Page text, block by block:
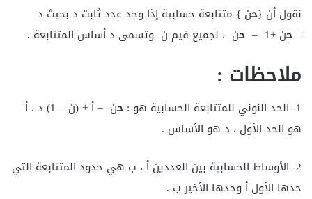
نقول أن {حن } متتابعة حسابية إذا وجد عدد ثابت د بحيث د
=حن +1 – حن ، لجميع قيم ن وتسمى د أساس المتتابعة .
ملاحظات :
1- الحد النوني للمتتابعة الحسابية هو : ح
ن = أ + (ن – 1) د ، أ
هو الحد الأول ، د هو الأساس .
2- الأوساط الحسابية بين العددين أ ، ب هي حدود المتتابعة التي
حدها الأول أ وحدها الأخير ب .